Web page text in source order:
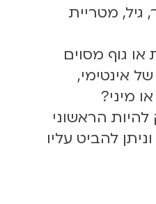
גיל, מטריית
גוף מסוים
אינטימי,
מיני?
הראשוני
להביט עליו